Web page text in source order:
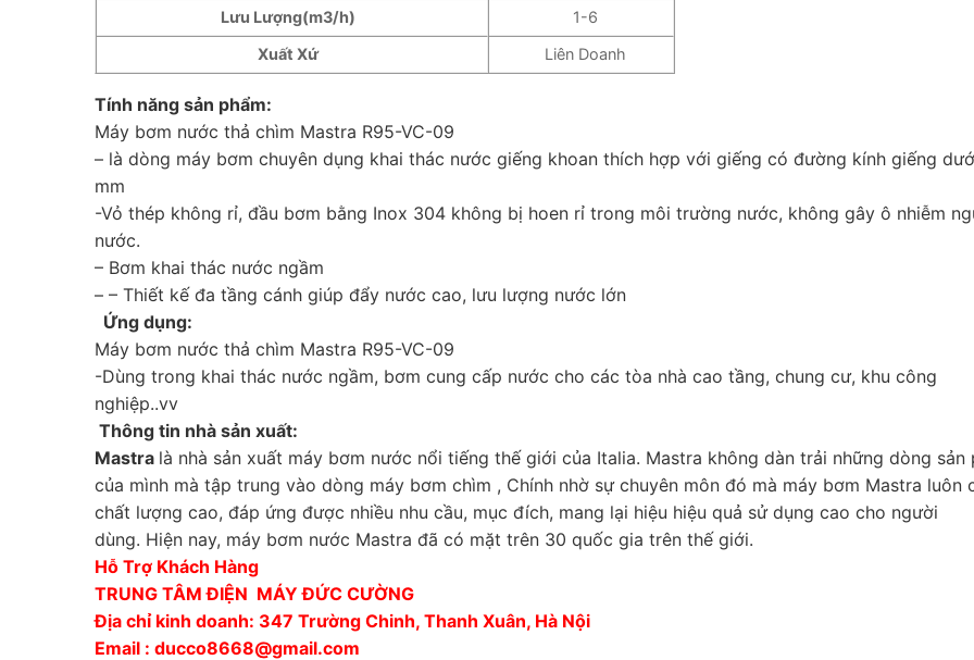
Lưu Lượng(m3/h)
1-6
Xuất Xứ
Liên Doanh
Tính năng sản phẩm:
Máy bơm nước thả chìm Mastra R95-VC-09
– là dòng máy bơm chuyên dụng khai thác nước giếng khoan thích hợp với giếng có đường kính giếng
mm
-Vỏ thép không rỉ, đầu bơm bằng Inox 304 không bị hoen rỉ trong môi trường nước, không gây ô nhiễm
nước.
– Bơm khai thác nước ngầm
– – Thiết kế đa tầng cánh giúp đẩy nước cao, lưu lượng nước lớn
Ứng dụng:
Máy bơm nước thả chìm Mastra R95-VC-09
-Dùng trong khai thác nước ngầm, bơm cung cấp nước cho các tòa nhà cao tầng, chung cư, khu công
nghiệp..vv
Thông tin nhà sản xuất:
Mastra là nhà sản xuất máy bơm nước nổi tiếng thế giới của Italia. Mastra không dàn trải những dòng sản
của mình mà tập trung vào dòng máy bơm chìm , Chính nhờ sự chuyên môn đó mà máy bơm Mastra luôn
chất lượng cao, đáp ứng được nhiều nhu cầu, mục đích, mang lại hiệu hiệu quả sử dụng cao cho người
dùng. Hiện nay, máy bơm nước Mastra đã có mặt trên 30 quốc gia trên thế giới.
Hỗ Trợ Khách Hàng
TRUNG TÂM ĐIỆN MÁY ĐỨC CƯỜNG
Địa chỉ kinh doanh: 347 Trường Chinh, Thanh Xuân, Hà Nội
Email : ducco8668@gmail.com